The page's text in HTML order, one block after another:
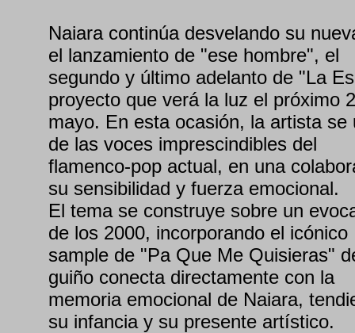
Naiara continúa desvelando su
el lanzamiento de "ese hombre", el
segundo y último adelanto de "La
proyecto que verá la luz el próximo
mayo. En esta ocasión, la artista se
de las voces imprescindibles del
flamenco-pop actual, en una
su sensibilidad y fuerza emocional.
El tema se construye sobre un
de los 2000, incorporando el icónico
sample de "Pa Que Me Quisieras"
guiño conecta directamente con la
memoria emocional de Naiara,
su infancia y su presente artístico.